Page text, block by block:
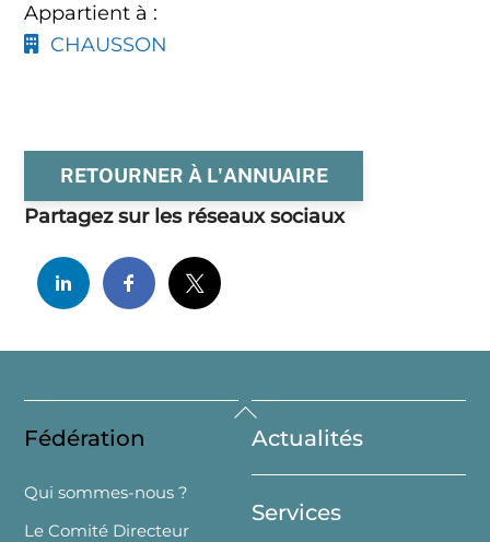
Appartient à :
CHAUSSON
RETOURNER À L'ANNUAIRE
Partagez sur les réseaux sociaux
Back
To
Top
Fédération
Qui sommes-nous ?
Le Comité Directeur
Actualités
Services